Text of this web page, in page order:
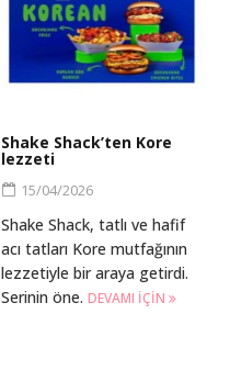
Shake Shack’ten Kore
lezzeti
15/04/2026
Shake Shack, tatlı ve hafif
acı tatları Kore mutfağının
lezzetiyle bir araya getirdi.
Serinin öne. DEVAMI IÇIN